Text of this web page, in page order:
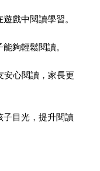
戲中閱讀學習。
夠輕鬆閱讀。
安心閱讀，家長更
子目光，提升閱讀